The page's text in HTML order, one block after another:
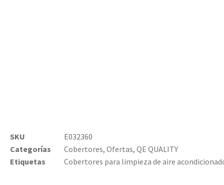
SKU
E032360
Categorías
Cobertores, Ofertas, QE QUALITY
Etiquetas
Cobertores para limpieza de aire